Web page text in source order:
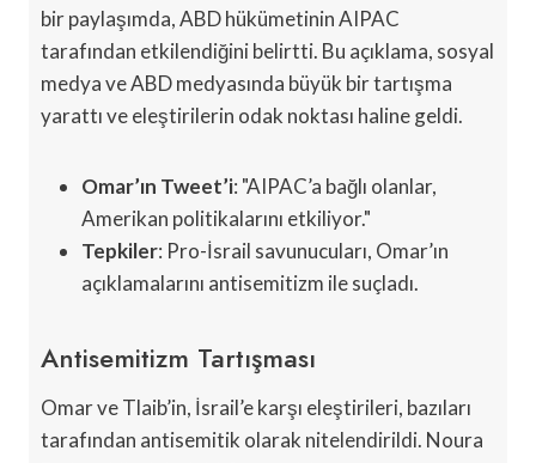
bir paylaşımda, ABD hükümetinin AIPAC
tarafından etkilendiğini belirtti. Bu açıklama, sosyal
medya ve ABD medyasında büyük bir tartışma
yarattı ve eleştirilerin odak noktası haline geldi.
Omar’ın Tweet’i: "AIPAC’a bağlı olanlar,
Amerikan politikalarını etkiliyor."
Tepkiler: Pro-İsrail savunucuları, Omar’ın
açıklamalarını antisemitizm ile suçladı.
Antisemitizm Tartışması
Omar ve Tlaib’in, İsrail’e karşı eleştirileri, bazıları
tarafından antisemitik olarak nitelendirildi. Noura